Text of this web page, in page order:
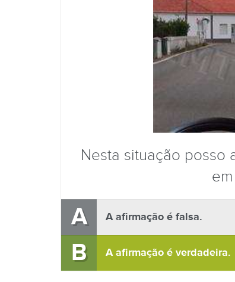
Nesta situação posso
A A afirmação é falsa.
B A afirmação é verdadeira.